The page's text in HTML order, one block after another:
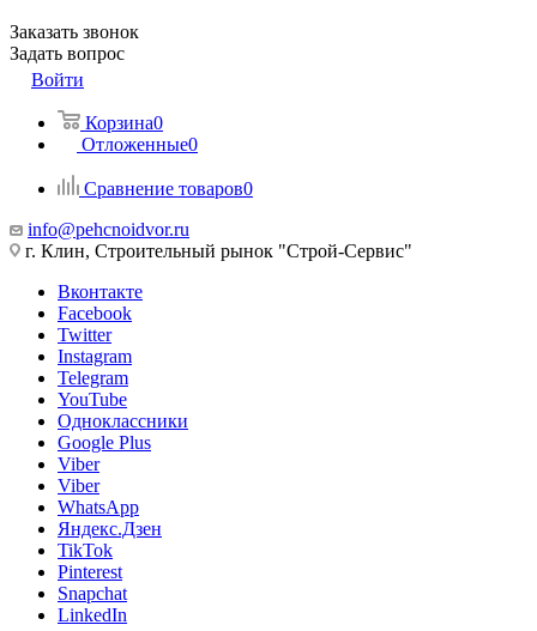
Заказать звонок
Задать вопрос
Войти
Корзина0
Отложенные0
Сравнение товаров0
info@pehcnoidvor.ru
г. Клин, Строительный рынок "Строй-Сервис"
Вконтакте
Facebook
Twitter
Instagram
Telegram
YouTube
Одноклассники
Google Plus
Viber
Viber
WhatsApp
Яндекс.Дзен
TikTok
Pinterest
Snapchat
LinkedIn